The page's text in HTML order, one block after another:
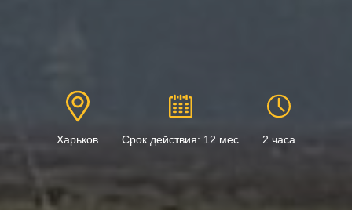
Харьков Срок действия: 12 мес 2 часа